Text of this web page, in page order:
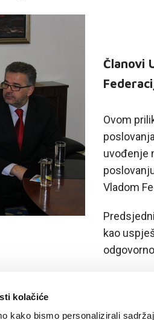
kolačiće
kako bismo personalizirali
Članovi
Ovom
uvođenje
Vladom
kao